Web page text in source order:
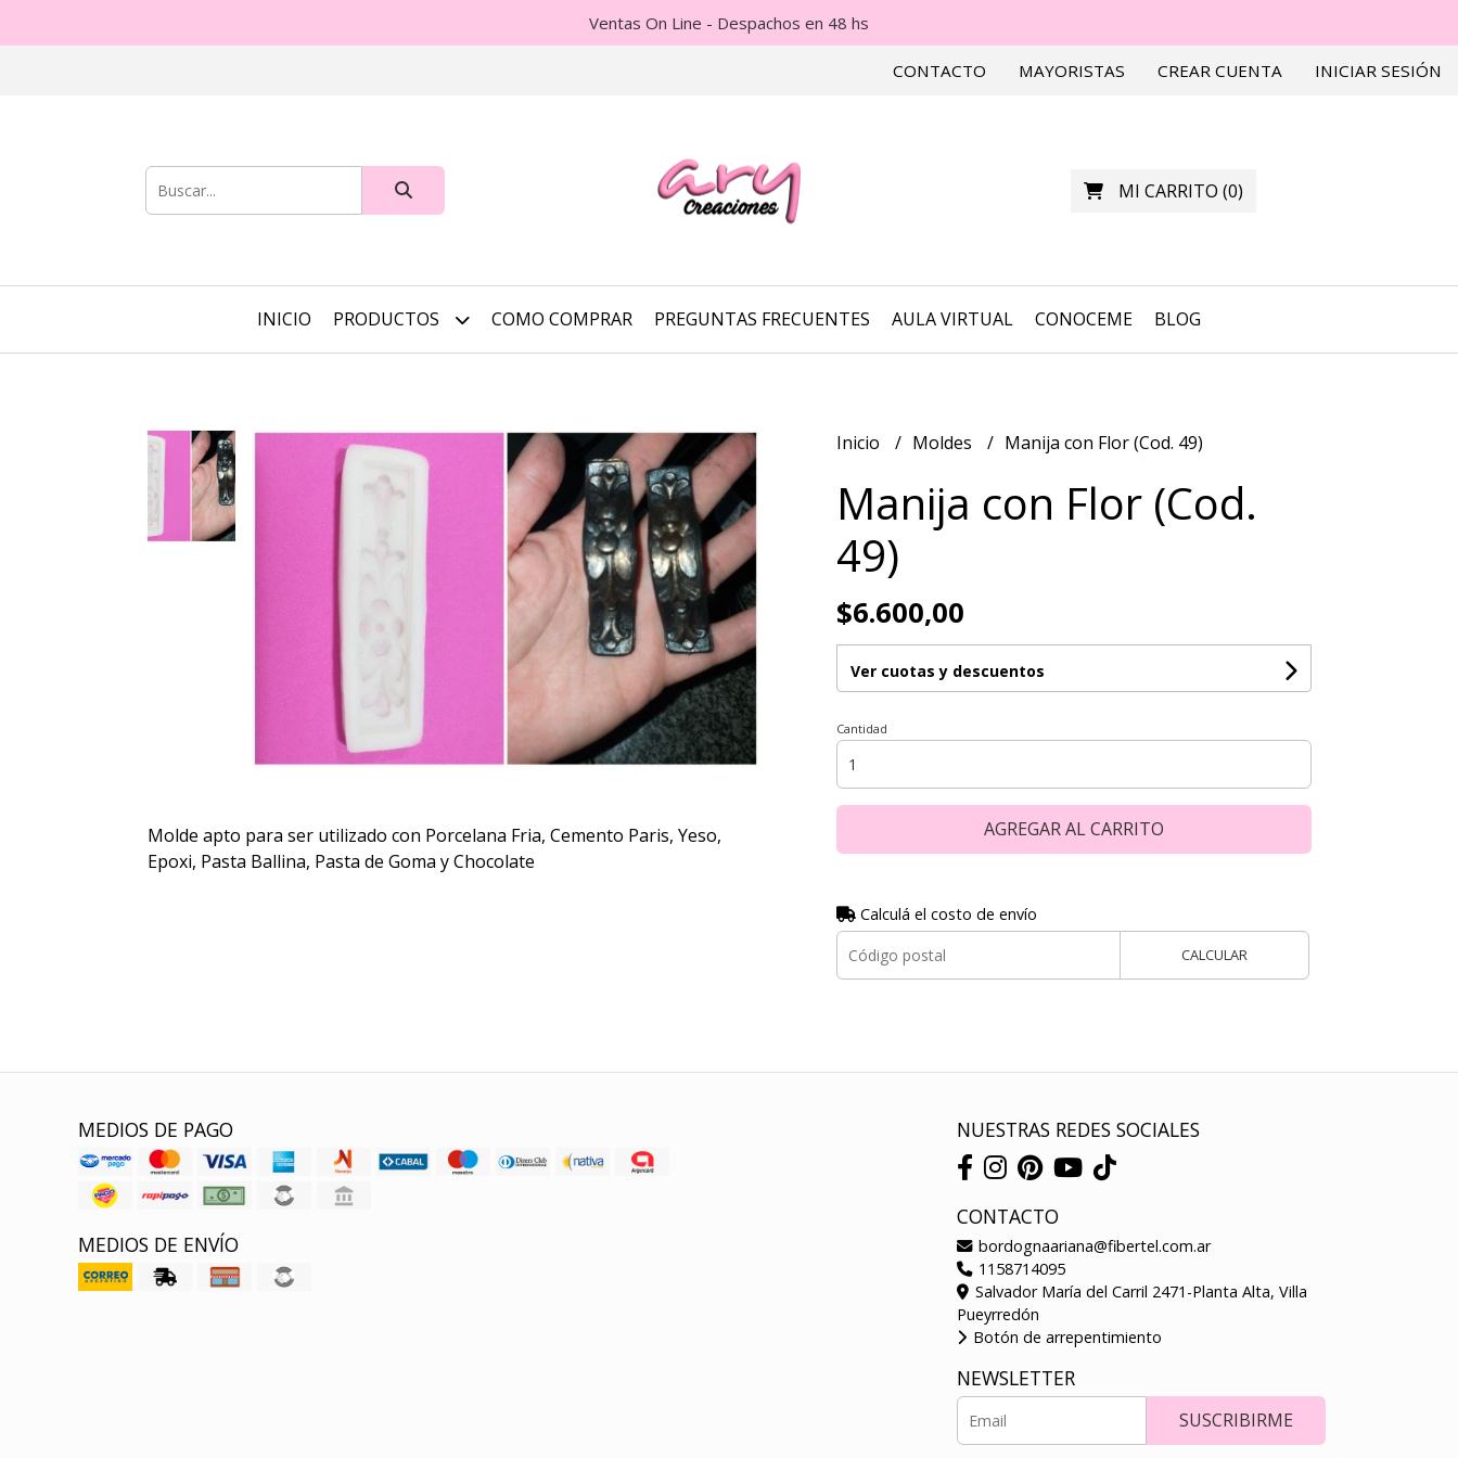
Ventas On Line - Despachos en 48 hs
CONTACTO MAYORISTAS CREAR CUENTA INICIAR SESIÓN
MI CARRITO (0)
INICIO PRODUCTOS COMO COMPRAR PREGUNTAS FRECUENTES AULA VIRTUAL CONOCEME BLOG
Molde apto para ser utilizado con Porcelana Fria, Cemento Paris, Yeso,
Epoxi, Pasta Ballina, Pasta de Goma y Chocolate
Inicio Moldes Manija con Flor (Cod. 49)
Manija con Flor (Cod.
49)
$6.600,00
Ver cuotas y descuentos
Cantidad
AGREGAR AL CARRITO
Calculá el costo de envío
CALCULAR
MEDIOS DE PAGO
MEDIOS DE ENVÍO
NUESTRAS REDES SOCIALES
CONTACTO
bordognaariana@fibertel.com.ar
1158714095
Salvador María del Carril 2471-Planta Alta, Villa
Pueyrredón
Botón de arrepentimiento
NEWSLETTER
SUSCRIBIRME